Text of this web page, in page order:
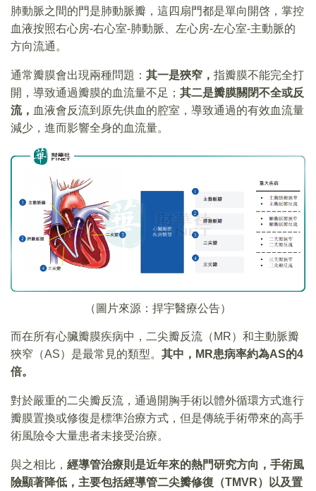
肺動脈之間的門是肺動脈瓣，這四扇門都是單向開啓，掌控
血液按照右心房-右心室-肺動脈、左心房-左心室-主動脈的
方向流通。
通常瓣膜會出現兩種問題： 其一是狹窄， 指瓣膜不能完全打
開，導致通過瓣膜的血流量不足； 其二是瓣膜關閉不全或反
流， 血液會反流到原先供血的腔室，導致通過的有效血流量
減少，進而影響全身的血流量。
（圖片來源：捍宇醫療公告）
而在所有心臟瓣膜疾病中，二尖瓣反流（MR）和主動脈瓣
狹窄（AS）是最常見的類型。 其中， MR患病率約為AS的4
倍。
對於嚴重的二尖瓣反流，通過開胸手術以體外循環方式進行
瓣膜置換或修復是標準治療方式，但是傳統手術帶來的高手
術風險令大量患者未接受治療。
與之相比， 經導管治療則是近年來的熱門研究方向，手術風
險顯著降低，主要包括經導管二尖瓣修復（TMVR）以及置